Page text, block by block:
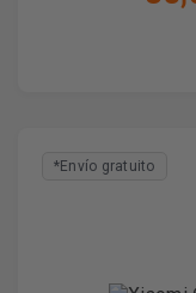
*Envío gratuito